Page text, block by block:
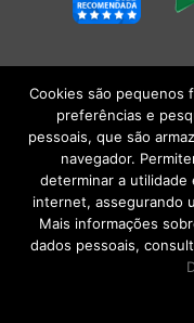
POLÍTICA DE
GERAIS DE VENDA| Alberto
Cookies são pequenos
preferências e
pessoais, que são
navegador.
determinar a
internet, assegurando
Mais informações
dados pessoais,